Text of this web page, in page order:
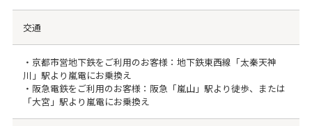
交通
・京都市営地下鉄をご利用のお客様：地下鉄東西線「太秦天神
川」駅より嵐電にお乗換え
・阪急電鉄をご利用のお客様：阪急「嵐山」駅より徒歩、または
「大宮」駅より嵐電にお乗換え